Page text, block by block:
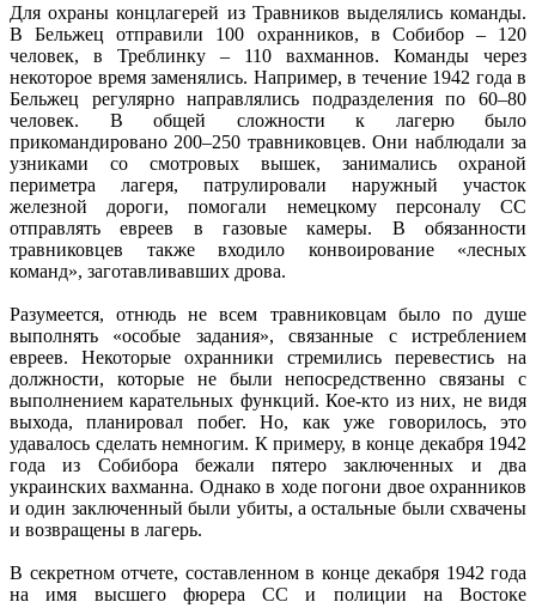
Для охраны концлагерей из Травников выделялись команды.
В Бельжец отправили 100 охранников, в Собибор – 120
человек, в Треблинку – 110 вахманнов. Команды через
некоторое время заменялись. Например, в течение 1942 года в
Бельжец регулярно направлялись подразделения по 60–80
человек. В общей сложности к лагерю было
прикомандировано 200–250 травниковцев. Они наблюдали за
узниками со смотровых вышек, занимались охраной
периметра лагеря, патрулировали наружный участок
железной дороги, помогали немецкому персоналу СС
отправлять евреев в газовые камеры. В обязанности
травниковцев также входило конвоирование «лесных
команд», заготавливавших дрова.
Разумеется, отнюдь не всем травниковцам было по душе
выполнять «особые задания», связанные с истреблением
евреев. Некоторые охранники стремились перевестись на
должности, которые не были непосредственно связаны с
выполнением карательных функций. Кое-кто из них, не видя
выхода, планировал побег. Но, как уже говорилось, это
удавалось сделать немногим. К примеру, в конце декабря 1942
года из Собибора бежали пятеро заключенных и два
украинских вахманна. Однако в ходе погони двое охранников
и один заключенный были убиты, а остальные были схвачены
и возвращены в лагерь.
В секретном отчете, составленном в конце декабря 1942 года
на имя высшего фюрера СС и полиции на Востоке